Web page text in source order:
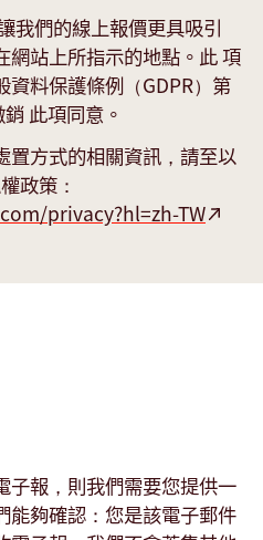
我們的線上報價更具吸引
網站上所指示的地點。此 項
料保護條例（GDPR）第
此項同意。
置方式的相關資訊，請至以
政策：
privacy?hl=zh-TW
子報，則我們需要您提供一
能夠確認：您是該電子郵件